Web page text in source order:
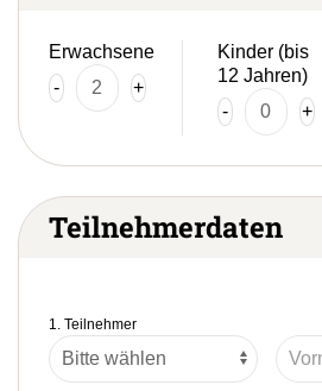
Erwachsene
-
+
Kinder (bis
12 Jahren)
-
+
Teilnehmerdaten
1. Teilnehmer